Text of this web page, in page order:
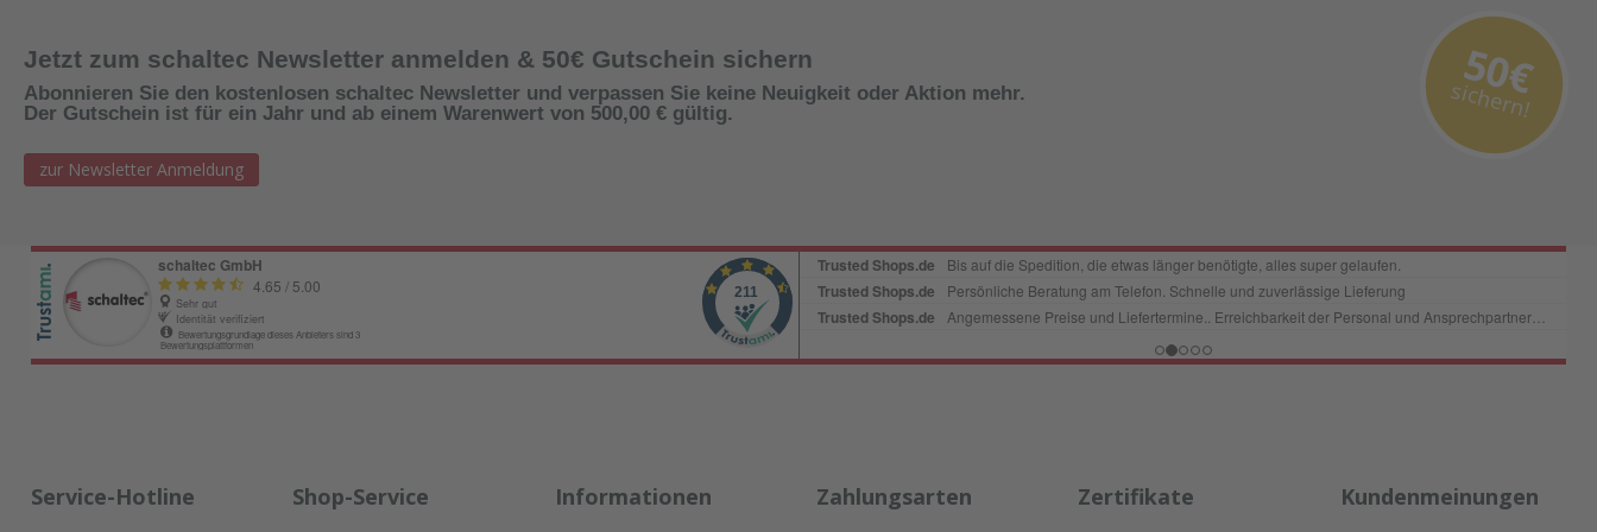
Jetzt zum schaltec Newsletter anmelden & 50€ Gutschein sichern
Abonnieren Sie den kostenlosen schaltec Newsletter und verpassen Sie keine Neuigkeit oder Aktion mehr.
Der Gutschein ist für ein Jahr und ab einem Warenwert von 500,00 € gültig.
zur Newsletter Anmeldung
50€
sichern!
Service-Hotline Shop-Service Informationen Zahlungsarten Zertifikate Kundenmeinungen